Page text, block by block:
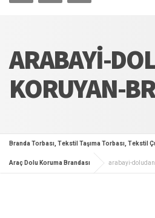
ARABAYI-
KORUYAN-
Branda Torbası, Tekstil Taşıma Torbası, Tekstil
Araç Dolu Koruma Brandası arabayi-